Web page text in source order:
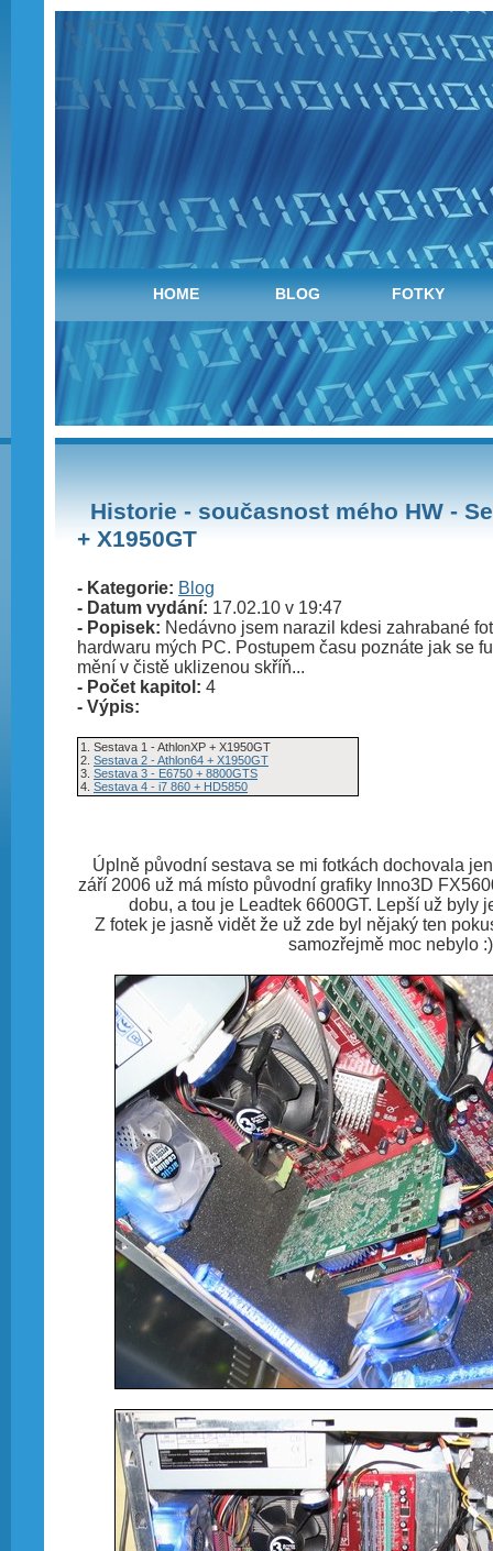
HOME BLOG FOTKY
Historie - současnost mého HW -
+ X1950GT
- Kategorie: Blog
- Datum vydání: 17.02.10 v 19:47
- Popisek: Nedávno jsem narazil kdesi zahrabané
hardwaru mých PC. Postupem času poznáte jak se
mění v čistě uklizenou skříň...
- Počet kapitol: 4
- Výpis:
1. Sestava 1 - AthlonXP + X1950GT
2. Sestava 2 - Athlon64 + X1950GT
3. Sestava 3 - E6750 + 8800GTS
4. Sestava 4 - i7 860 + HD5850
Úplně původní sestava se mi fotkách dochovala
září 2006 už má místo původní grafiky Inno3D
dobu, a tou je Leadtek 6600GT. Lepší už byly
Z fotek je jasně vidět že už zde byl nějaký ten
samozřejmě moc nebylo :)